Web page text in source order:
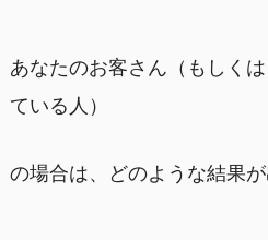
あなたのお客さん（もしく
ている人）
の場合は、どのような結果